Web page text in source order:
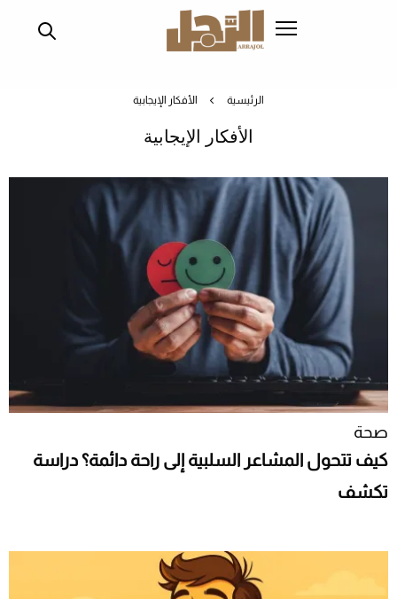
الرئيسية الأفكار الإيجابية
الأفكار الإيجابية
صحة
كيف تتحول المشاعر السلبية إلى راحة دائمة؟ دراسة
تكشف